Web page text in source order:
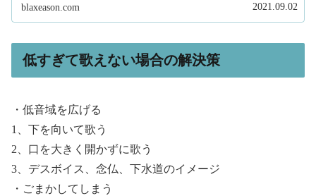
blaxeason.com 2021.09.02
低すぎて歌えない場合の解決策
・低音域を広げる
1、下を向いて歌う
2、口を大きく開かずに歌う
3、デスボイス、念仏、下水道のイメージ
・ごまかしてしまう